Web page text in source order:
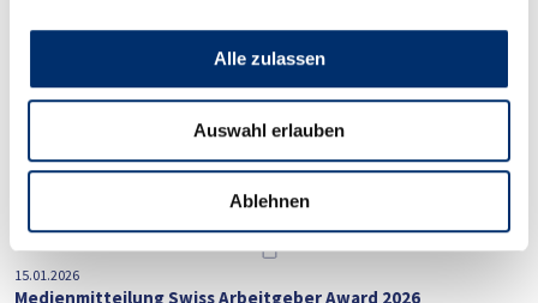
Alle zulassen
Auswahl erlauben
Ablehnen
Artikel lesen
2025
2024
Pressemitteilungen
15.01.2026
Medienmitteilung Swiss Arbeitgeber Award 2026